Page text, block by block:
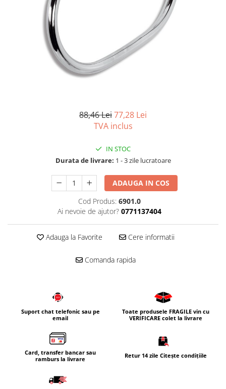
Bideuri suspendate
Bideuri statative
Usi batante
Usi culisante
Usi pliabile
88,46 Lei77,28 Lei
TVA inclus
IN STOC
Durata de livrare: 1 - 3 zile lucratoare
ADAUGA IN COS
Cod Produs: 6901.0
Ai nevoie de ajutor? 0771137404
Adauga la Favorite Cere informatii
Comanda rapida
Suport chat telefonic sau pe
email
Toate produsele FRAGILE vin cu
VERIFICARE colet la livrare
Card, transfer bancar sau
ramburs la livrare
Retur 14 zile Citește condițiile